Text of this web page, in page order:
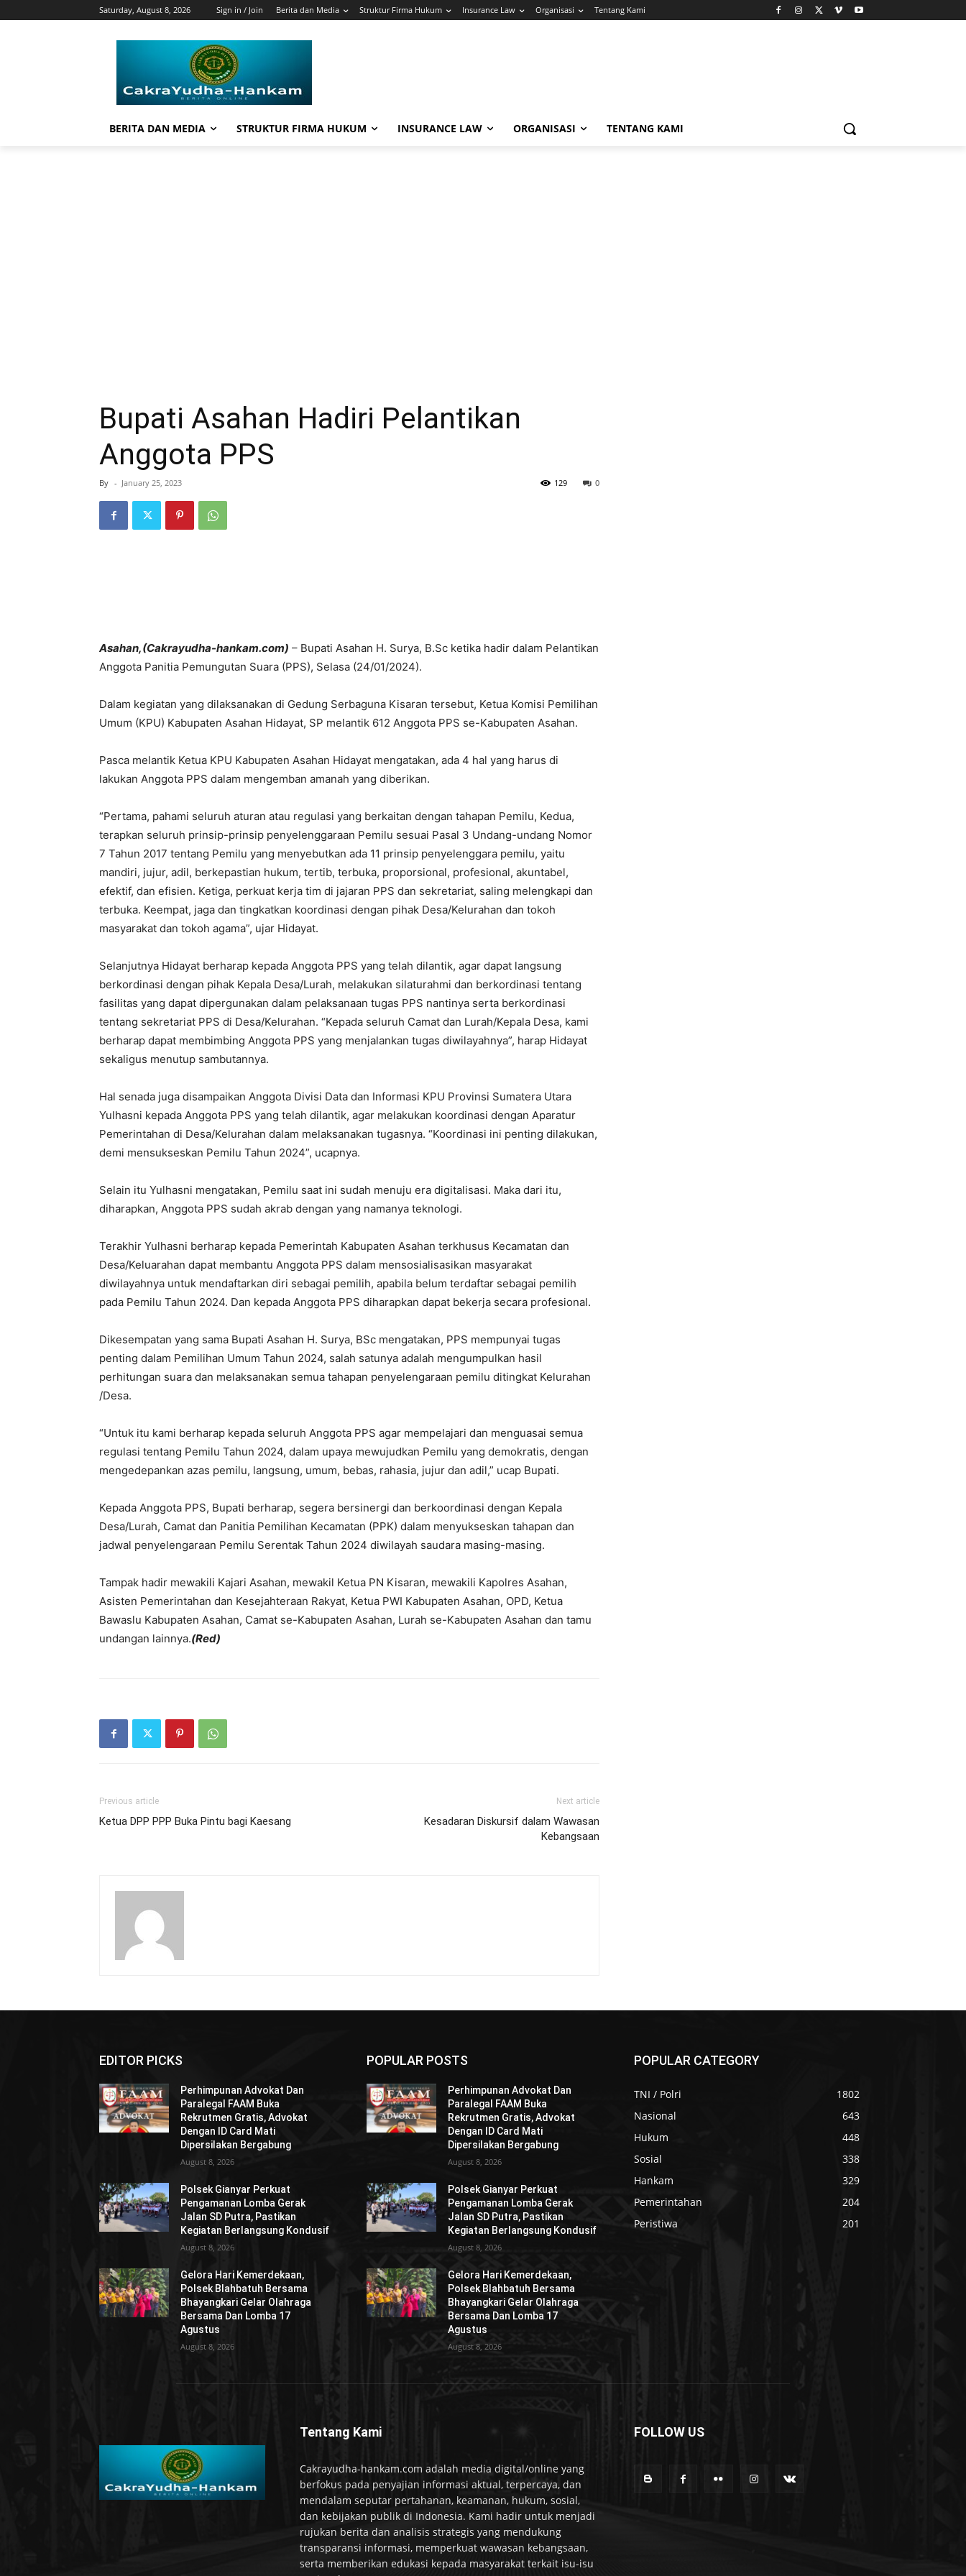
Saturday, August 8, 2026 Sign in / Join Berita dan Media Struktur Firma Hukum Insurance Law Organisasi Tentang Kami
BERITA DAN MEDIA STRUKTUR FIRMA HUKUM INSURANCE LAW ORGANISASI TENTANG KAMI
Bupati Asahan Hadiri Pelantikan
Anggota PPS
By - January 25, 2023 0
129
Asahan,(Cakrayudha-hankam.com) – Bupati Asahan H. Surya, B.Sc ketika hadir dalam Pelantikan
Anggota Panitia Pemungutan Suara (PPS), Selasa (24/01/2024).
Dalam kegiatan yang dilaksanakan di Gedung Serbaguna Kisaran tersebut, Ketua Komisi Pemilihan
Umum (KPU) Kabupaten Asahan Hidayat, SP melantik 612 Anggota PPS se-Kabupaten Asahan.
Pasca melantik Ketua KPU Kabupaten Asahan Hidayat mengatakan, ada 4 hal yang harus di
lakukan Anggota PPS dalam mengemban amanah yang diberikan.
“Pertama, pahami seluruh aturan atau regulasi yang berkaitan dengan tahapan Pemilu, Kedua,
terapkan seluruh prinsip-prinsip penyelenggaraan Pemilu sesuai Pasal 3 Undang-undang Nomor
7 Tahun 2017 tentang Pemilu yang menyebutkan ada 11 prinsip penyelenggara pemilu, yaitu
mandiri, jujur, adil, berkepastian hukum, tertib, terbuka, proporsional, profesional, akuntabel,
efektif, dan efisien. Ketiga, perkuat kerja tim di jajaran PPS dan sekretariat, saling melengkapi dan
terbuka. Keempat, jaga dan tingkatkan koordinasi dengan pihak Desa/Kelurahan dan tokoh
masyarakat dan tokoh agama”, ujar Hidayat.
Selanjutnya Hidayat berharap kepada Anggota PPS yang telah dilantik, agar dapat langsung
berkordinasi dengan pihak Kepala Desa/Lurah, melakukan silaturahmi dan berkordinasi tentang
fasilitas yang dapat dipergunakan dalam pelaksanaan tugas PPS nantinya serta berkordinasi
tentang sekretariat PPS di Desa/Kelurahan. “Kepada seluruh Camat dan Lurah/Kepala Desa, kami
berharap dapat membimbing Anggota PPS yang menjalankan tugas diwilayahnya”, harap Hidayat
sekaligus menutup sambutannya.
Hal senada juga disampaikan Anggota Divisi Data dan Informasi KPU Provinsi Sumatera Utara
Yulhasni kepada Anggota PPS yang telah dilantik, agar melakukan koordinasi dengan Aparatur
Pemerintahan di Desa/Kelurahan dalam melaksanakan tugasnya. “Koordinasi ini penting dilakukan,
demi mensukseskan Pemilu Tahun 2024”, ucapnya.
Selain itu Yulhasni mengatakan, Pemilu saat ini sudah menuju era digitalisasi. Maka dari itu,
diharapkan, Anggota PPS sudah akrab dengan yang namanya teknologi.
Terakhir Yulhasni berharap kepada Pemerintah Kabupaten Asahan terkhusus Kecamatan dan
Desa/Keluarahan dapat membantu Anggota PPS dalam mensosialisasikan masyarakat
diwilayahnya untuk mendaftarkan diri sebagai pemilih, apabila belum terdaftar sebagai pemilih
pada Pemilu Tahun 2024. Dan kepada Anggota PPS diharapkan dapat bekerja secara profesional.
Dikesempatan yang sama Bupati Asahan H. Surya, BSc mengatakan, PPS mempunyai tugas
penting dalam Pemilihan Umum Tahun 2024, salah satunya adalah mengumpulkan hasil
perhitungan suara dan melaksanakan semua tahapan penyelengaraan pemilu ditingkat Kelurahan
/Desa.
“Untuk itu kami berharap kepada seluruh Anggota PPS agar mempelajari dan menguasai semua
regulasi tentang Pemilu Tahun 2024, dalam upaya mewujudkan Pemilu yang demokratis, dengan
mengedepankan azas pemilu, langsung, umum, bebas, rahasia, jujur dan adil,” ucap Bupati.
Kepada Anggota PPS, Bupati berharap, segera bersinergi dan berkoordinasi dengan Kepala
Desa/Lurah, Camat dan Panitia Pemilihan Kecamatan (PPK) dalam menyukseskan tahapan dan
jadwal penyelengaraan Pemilu Serentak Tahun 2024 diwilayah saudara masing-masing.
Tampak hadir mewakili Kajari Asahan, mewakil Ketua PN Kisaran, mewakili Kapolres Asahan,
Asisten Pemerintahan dan Kesejahteraan Rakyat, Ketua PWI Kabupaten Asahan, OPD, Ketua
Bawaslu Kabupaten Asahan, Camat se-Kabupaten Asahan, Lurah se-Kabupaten Asahan dan tamu
undangan lainnya.(Red)
Previous article
Ketua DPP PPP Buka Pintu bagi Kaesang
Next article
Kesadaran Diskursif dalam Wawasan
Kebangsaan
EDITOR PICKS
Perhimpunan Advokat Dan
Paralegal FAAM Buka
Rekrutmen Gratis, Advokat
Dengan ID Card Mati
Dipersilakan Bergabung
August 8, 2026
Polsek Gianyar Perkuat
Pengamanan Lomba Gerak
Jalan SD Putra, Pastikan
Kegiatan Berlangsung Kondusif
August 8, 2026
Gelora Hari Kemerdekaan,
Polsek Blahbatuh Bersama
Bhayangkari Gelar Olahraga
Bersama Dan Lomba 17
Agustus
August 8, 2026
POPULAR POSTS
Perhimpunan Advokat Dan
Paralegal FAAM Buka
Rekrutmen Gratis, Advokat
Dengan ID Card Mati
Dipersilakan Bergabung
August 8, 2026
Polsek Gianyar Perkuat
Pengamanan Lomba Gerak
Jalan SD Putra, Pastikan
Kegiatan Berlangsung Kondusif
August 8, 2026
Gelora Hari Kemerdekaan,
Polsek Blahbatuh Bersama
Bhayangkari Gelar Olahraga
Bersama Dan Lomba 17
Agustus
August 8, 2026
POPULAR CATEGORY
TNI / Polri
1802
Nasional
643
Hukum
448
Sosial
338
Hankam
329
Pemerintahan
204
Peristiwa
201
Tentang Kami
Cakrayudha-hankam.com adalah media digital/online yang
berfokus pada penyajian informasi aktual, terpercaya, dan
mendalam seputar pertahanan, keamanan, hukum, sosial,
dan kebijakan publik di Indonesia. Kami hadir untuk menjadi
rujukan berita dan analisis strategis yang mendukung
transparansi informasi, memperkuat wawasan kebangsaan,
serta memberikan edukasi kepada masyarakat terkait isu-isu
FOLLOW US